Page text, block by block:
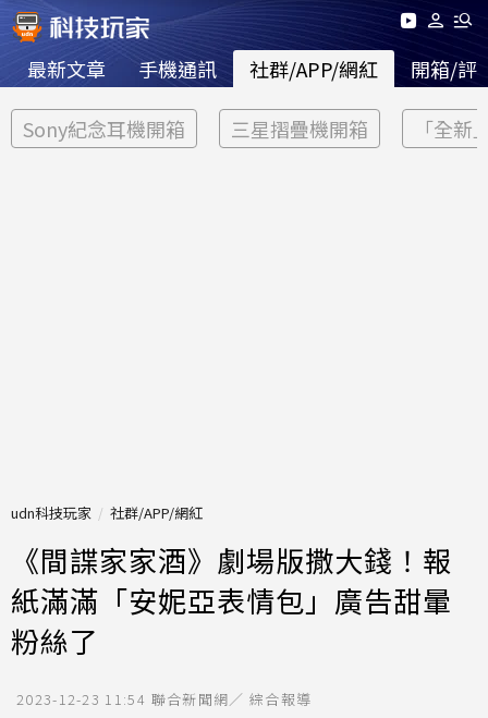
最新文章 手機通訊 社群/APP/網紅 開箱/評
Sony紀念耳機開箱 三星摺疊機開箱 「全新
udn科技玩家 社群/APP/網紅
《間諜家家酒》劇場版撒大錢！報
紙滿滿「安妮亞表情包」廣告甜暈
粉絲了
2023-12-23 11:54 聯合新聞網／ 綜合報導